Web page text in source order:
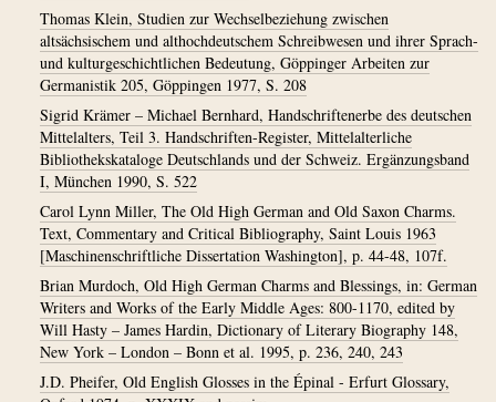
Thomas Klein, Studien zur Wechselbeziehung zwischen
altsächsischem und althochdeutschem Schreibwesen und ihrer Sprach-
und kulturgeschichtlichen Bedeutung, Göppinger Arbeiten zur
Germanistik 205, Göppingen 1977, S. 208
Sigrid Krämer – Michael Bernhard, Handschriftenerbe des deutschen
Mittelalters, Teil 3. Handschriften-Register, Mittelalterliche
Bibliothekskataloge Deutschlands und der Schweiz. Ergänzungsband
I, München 1990, S. 522
Carol Lynn Miller, The Old High German and Old Saxon Charms.
Text, Commentary and Critical Bibliography, Saint Louis 1963
[Maschinenschriftliche Dissertation Washington], p. 44-48, 107f.
Brian Murdoch, Old High German Charms and Blessings, in: German
Writers and Works of the Early Middle Ages: 800-1170, edited by
Will Hasty – James Hardin, Dictionary of Literary Biography 148,
New York – London – Bonn et al. 1995, p. 236, 240, 243
J.D. Pheifer, Old English Glosses in the Épinal - Erfurt Glossary,